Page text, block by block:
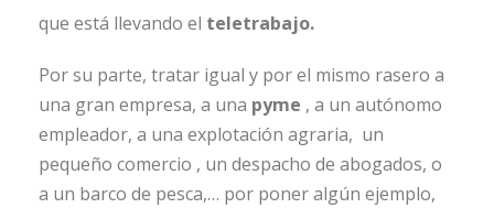
que está llevando el teletrabajo.
Por su parte, tratar igual y por el mismo rasero a
una gran empresa, a una pyme , a un autónomo
empleador, a una explotación agraria, un
pequeño comercio , un despacho de abogados, o
a un barco de pesca,… por poner algún ejemplo,